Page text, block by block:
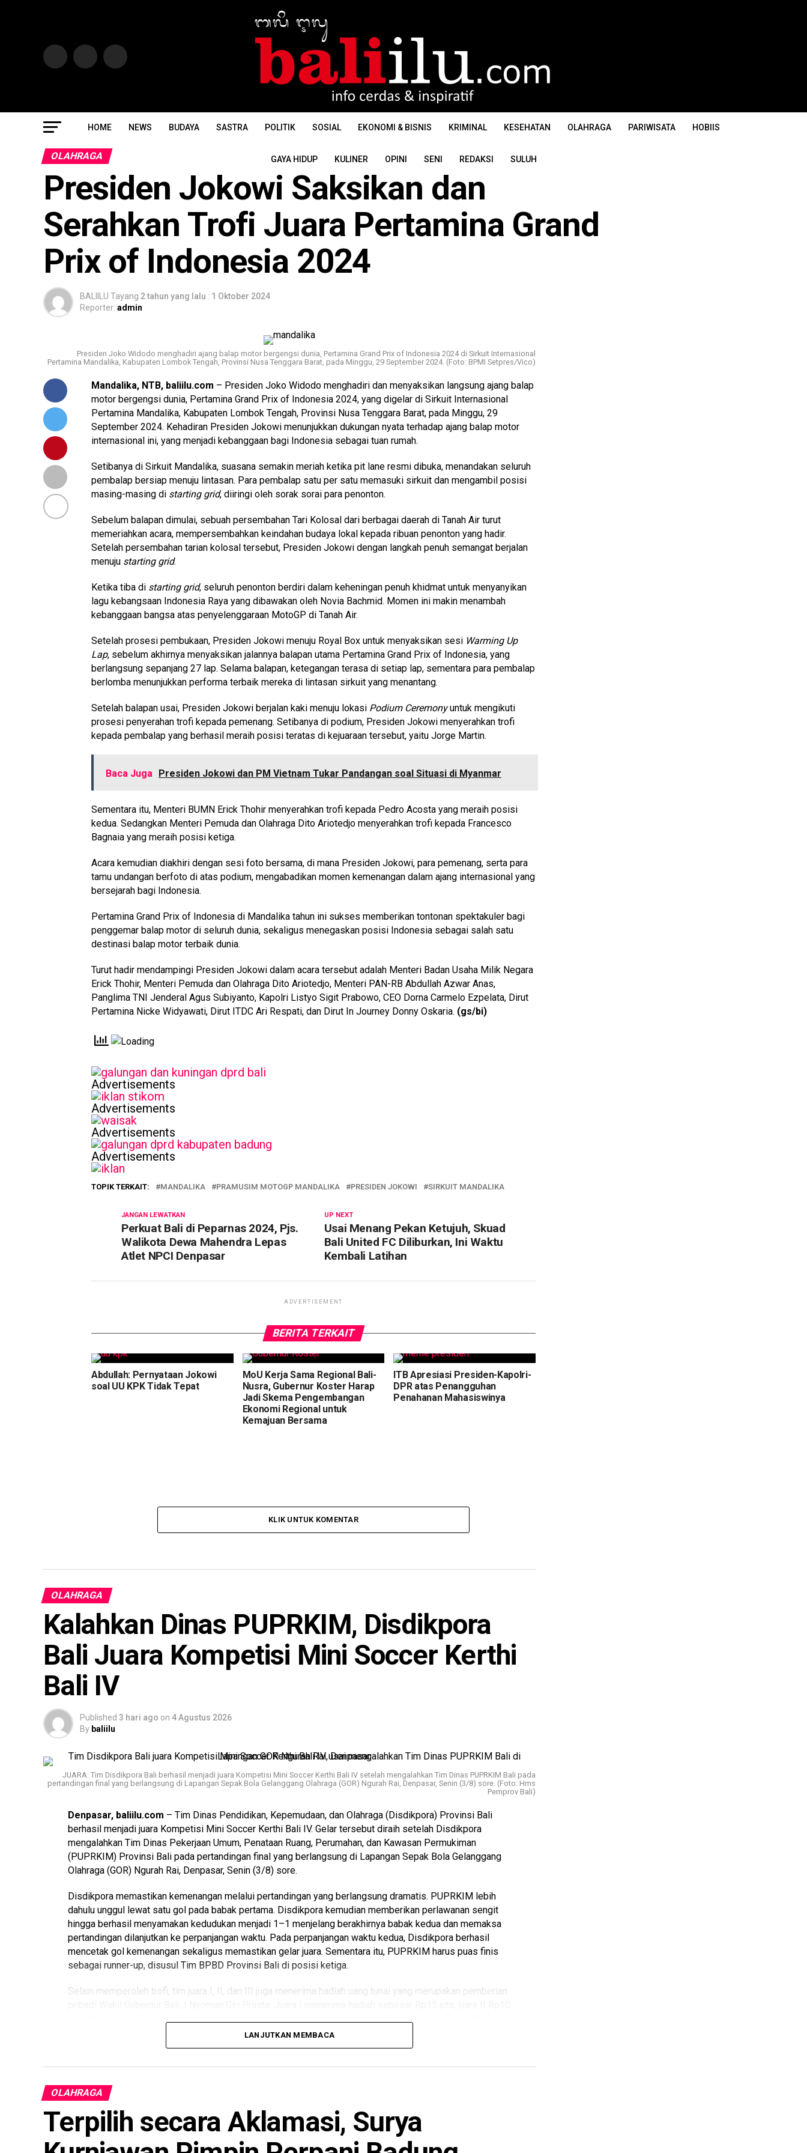
HOME NEWS BUDAYA SASTRA POLITIK SOSIAL EKONOMI & BISNIS KRIMINAL KESEHATAN OLAHRAGA PARIWISATA HOBIIS
GAYA HIDUP KULINER OPINI SENI REDAKSI SULUH
OLAHRAGA
Presiden Jokowi Saksikan dan
Serahkan Trofi Juara Pertamina Grand
Prix of Indonesia 2024
BALIILU Tayang 2 tahun yang lalu : 1 Oktober 2024
Reporter: admin
Presiden Joko Widodo menghadiri ajang balap motor bergengsi dunia, Pertamina Grand Prix of Indonesia 2024 di Sirkuit Internasional
Pertamina Mandalika, Kabupaten Lombok Tengah, Provinsi Nusa Tenggara Barat, pada Minggu, 29 September 2024. (Foto: BPMI Setpres/Vico)
Mandalika, NTB, baliilu.com – Presiden Joko Widodo menghadiri dan menyaksikan langsung ajang balap
motor bergengsi dunia, Pertamina Grand Prix of Indonesia 2024, yang digelar di Sirkuit Internasional
Pertamina Mandalika, Kabupaten Lombok Tengah, Provinsi Nusa Tenggara Barat, pada Minggu, 29
September 2024. Kehadiran Presiden Jokowi menunjukkan dukungan nyata terhadap ajang balap motor
internasional ini, yang menjadi kebanggaan bagi Indonesia sebagai tuan rumah.
Setibanya di Sirkuit Mandalika, suasana semakin meriah ketika pit lane resmi dibuka, menandakan seluruh
pembalap bersiap menuju lintasan. Para pembalap satu per satu memasuki sirkuit dan mengambil posisi
masing-masing di starting grid, diiringi oleh sorak sorai para penonton.
Sebelum balapan dimulai, sebuah persembahan Tari Kolosal dari berbagai daerah di Tanah Air turut
memeriahkan acara, mempersembahkan keindahan budaya lokal kepada ribuan penonton yang hadir.
Setelah persembahan tarian kolosal tersebut, Presiden Jokowi dengan langkah penuh semangat berjalan
menuju starting grid.
Ketika tiba di starting grid, seluruh penonton berdiri dalam keheningan penuh khidmat untuk menyanyikan
lagu kebangsaan Indonesia Raya yang dibawakan oleh Novia Bachmid. Momen ini makin menambah
kebanggaan bangsa atas penyelenggaraan MotoGP di Tanah Air.
Setelah prosesi pembukaan, Presiden Jokowi menuju Royal Box untuk menyaksikan sesi Warming Up
Lap, sebelum akhirnya menyaksikan jalannya balapan utama Pertamina Grand Prix of Indonesia, yang
berlangsung sepanjang 27 lap. Selama balapan, ketegangan terasa di setiap lap, sementara para pembalap
berlomba menunjukkan performa terbaik mereka di lintasan sirkuit yang menantang.
Setelah balapan usai, Presiden Jokowi berjalan kaki menuju lokasi Podium Ceremonyuntuk mengikuti
prosesi penyerahan trofi kepada pemenang. Setibanya di podium, Presiden Jokowi menyerahkan trofi
kepada pembalap yang berhasil meraih posisi teratas di kejuaraan tersebut, yaitu Jorge Martin.
Baca Juga Presiden Jokowi dan PM Vietnam Tukar Pandangan soal Situasi di Myanmar
Sementara itu, Menteri BUMN Erick Thohir menyerahkan trofi kepada Pedro Acosta yang meraih posisi
kedua. Sedangkan Menteri Pemuda dan Olahraga Dito Ariotedjo menyerahkan trofi kepada Francesco
Bagnaia yang meraih posisi ketiga.
Acara kemudian diakhiri dengan sesi foto bersama, di mana Presiden Jokowi, para pemenang, serta para
tamu undangan berfoto di atas podium, mengabadikan momen kemenangan dalam ajang internasional yang
bersejarah bagi Indonesia.
Pertamina Grand Prix of Indonesia di Mandalika tahun ini sukses memberikan tontonan spektakuler bagi
penggemar balap motor di seluruh dunia, sekaligus menegaskan posisi Indonesia sebagai salah satu
destinasi balap motor terbaik dunia.
Turut hadir mendampingi Presiden Jokowi dalam acara tersebut adalah Menteri Badan Usaha Milik Negara
Erick Thohir, Menteri Pemuda dan Olahraga Dito Ariotedjo, Menteri PAN-RB Abdullah Azwar Anas,
Panglima TNI Jenderal Agus Subiyanto, Kapolri Listyo Sigit Prabowo, CEO Dorna Carmelo Ezpelata, Dirut
Pertamina Nicke Widyawati, Dirut ITDC Ari Respati, dan Dirut In Journey Donny Oskaria. (gs/bi)
Advertisements
Advertisements
Advertisements
Advertisements
TOPIK TERKAIT: MANDALIKA PRAMUSIM MOTOGP MANDALIKA PRESIDEN JOKOWI SIRKUIT MANDALIKA
UP NEXT
Usai Menang Pekan Ketujuh, Skuad
Bali United FC Diliburkan, Ini Waktu
Kembali Latihan
JANGAN LEWATKAN
Perkuat Bali di Peparnas 2024, Pjs.
Walikota Dewa Mahendra Lepas
Atlet NPCI Denpasar
ADVERTISEMENT
BERITA TERKAIT
Abdullah: Pernyataan Jokowi
soal UU KPK Tidak Tepat
MoU Kerja Sama Regional Bali-
Nusra, Gubernur Koster Harap
Jadi Skema Pengembangan
Ekonomi Regional untuk
Kemajuan Bersama
ITB Apresiasi Presiden-Kapolri-
DPR atas Penangguhan
Penahanan Mahasiswinya
KLIK UNTUK KOMENTAR
OLAHRAGA
Kalahkan Dinas PUPRKIM, Disdikpora
Bali Juara Kompetisi Mini Soccer Kerthi
Bali IV
Published 3 hari ago on 4 Agustus 2026
By baliilu
JUARA: Tim Disdikpora Bali berhasil menjadi juara Kompetisi Mini Soccer Kerthi Bali IV setelah mengalahkan Tim Dinas PUPRKIM Bali pada
pertandingan final yang berlangsung di Lapangan Sepak Bola Gelanggang Olahraga (GOR) Ngurah Rai, Denpasar, Senin (3/8) sore. (Foto: Hms
Pemprov Bali)
Denpasar, baliilu.com – Tim Dinas Pendidikan, Kepemudaan, dan Olahraga (Disdikpora) Provinsi Bali
berhasil menjadi juara Kompetisi Mini Soccer Kerthi Bali IV. Gelar tersebut diraih setelah Disdikpora
mengalahkan Tim Dinas Pekerjaan Umum, Penataan Ruang, Perumahan, dan Kawasan Permukiman
(PUPRKIM) Provinsi Bali pada pertandingan final yang berlangsung di Lapangan Sepak Bola Gelanggang
Olahraga (GOR) Ngurah Rai, Denpasar, Senin (3/8) sore.
Disdikpora memastikan kemenangan melalui pertandingan yang berlangsung dramatis. PUPRKIM lebih
dahulu unggul lewat satu gol pada babak pertama. Disdikpora kemudian memberikan perlawanan sengit
hingga berhasil menyamakan kedudukan menjadi 1–1 menjelang berakhirnya babak kedua dan memaksa
pertandingan dilanjutkan ke perpanjangan waktu. Pada perpanjangan waktu kedua, Disdikpora berhasil
mencetak gol kemenangan sekaligus memastikan gelar juara. Sementara itu, PUPRKIM harus puas finis
sebagai runner-up, disusul Tim BPBD Provinsi Bali di posisi ketiga.
Selain memperoleh trofi, tim juara I, II, dan III juga menerima hadiah uang tunai yang merupakan pemberian
tampil dominan dan menang telak dengan skor 8–0.
Kompetisi ini telah berlangsung sejak 27 Juli 2026. Ketua Umum Persatuan Sepak Bola Pegawai (PSP)
Pemprov Bali, sekaligus Ketua Panitia Kompetisi Mini Soccer Kerthi Bali IV, I Kadek Adi Mahendra,
menyampaikan bahwa kegiatan ini bertujuan mempererat silaturahmi, membangun kebersamaan, serta
LANJUTKAN MEMBACA
OLAHRAGA
Terpilih secara Aklamasi, Surya